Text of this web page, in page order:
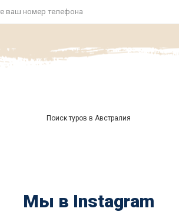
Поиск туров в Австралия
Мы в Instagram